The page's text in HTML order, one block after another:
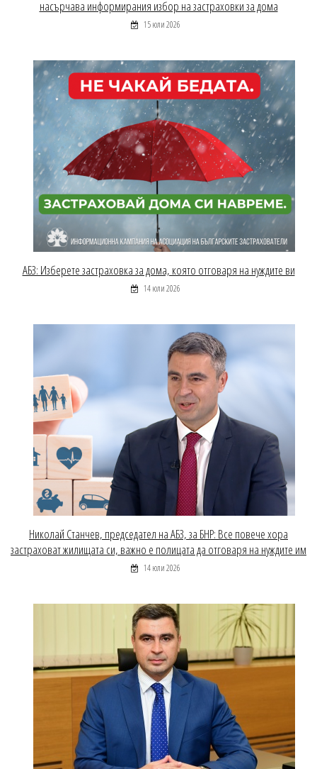
насърчава информирания избор на застраховки за дома
15 юли 2026
АБЗ: Изберете застраховка за дома, която отговаря на нуждите ви
14 юли 2026
Николай Станчев, председател на АБЗ, за БНР: Все повече хора
застраховат жилищата си, важно е полицата да отговаря на нуждите им
14 юли 2026